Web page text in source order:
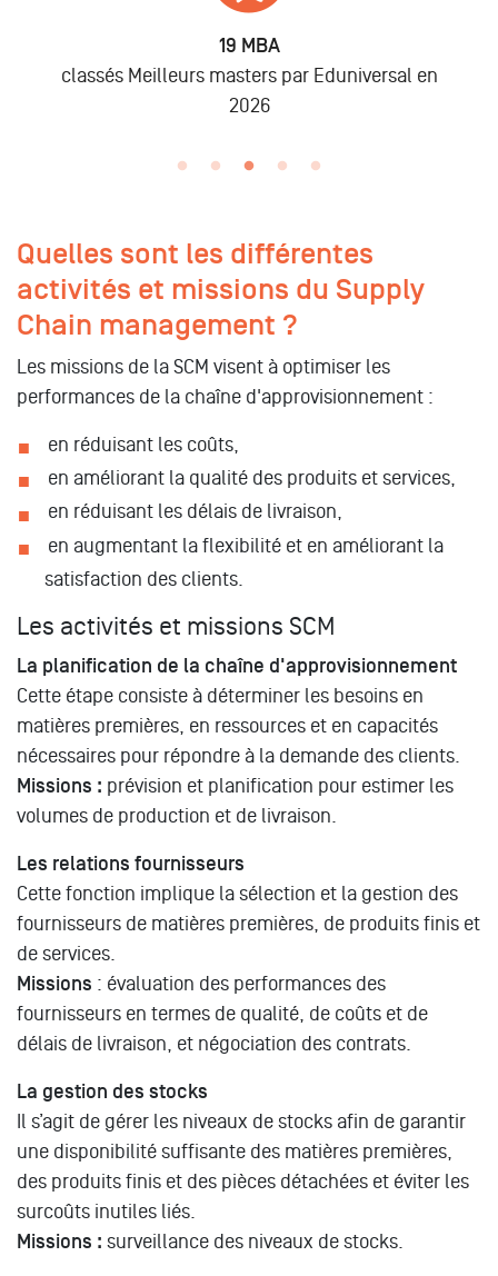
19 MBA
classés Meilleurs masters par Eduniversal en
2026
Quelles sont les différentes
activités et missions du Supply
Chain management ?
Les missions de la SCM visent à optimiser les
performances de la chaîne d'approvisionnement :
en réduisant les coûts,
en améliorant la qualité des produits et services,
en réduisant les délais de livraison,
en augmentant la flexibilité et en améliorant la
satisfaction des clients.
Les activités et missions SCM
La planification de la chaîne d'approvisionnement
Cette étape consiste à déterminer les besoins en
matières premières, en ressources et en capacités
nécessaires pour répondre à la demande des clients.
Missions : prévision et planification pour estimer les
volumes de production et de livraison.
Les relations fournisseurs
Cette fonction implique la sélection et la gestion des
fournisseurs de matières premières, de produits finis et
de services.
Missions : évaluation des performances des
fournisseurs en termes de qualité, de coûts et de
délais de livraison, et négociation des contrats.
La gestion des stocks
Il s’agit de gérer les niveaux de stocks afin de garantir
une disponibilité suffisante des matières premières,
des produits finis et des pièces détachées et éviter les
surcoûts inutiles liés.
Missions : surveillance des niveaux de stocks.